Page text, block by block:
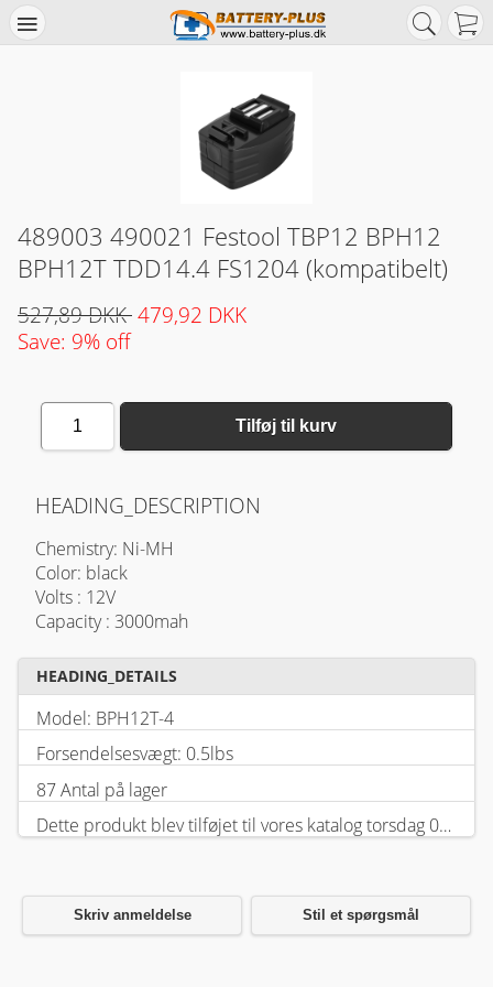
489003 490021 Festool TBP12 BPH12
BPH12T TDD14.4 FS1204 (kompatibelt)
527,89 DKK479,92 DKK
Save: 9% off
1 Tilføj til kurv
HEADING_DESCRIPTION
Chemistry: Ni-MH
Color: black
Volts : 12V
Capacity : 3000mah
HEADING_DETAILS
Model: BPH12T-4
Forsendelsesvægt: 0.5lbs
87 Antal på lager
Dette produkt blev tilføjet til vores katalog torsdag 05 februar, 2026.
Skriv anmeldelse Stil et spørgsmål